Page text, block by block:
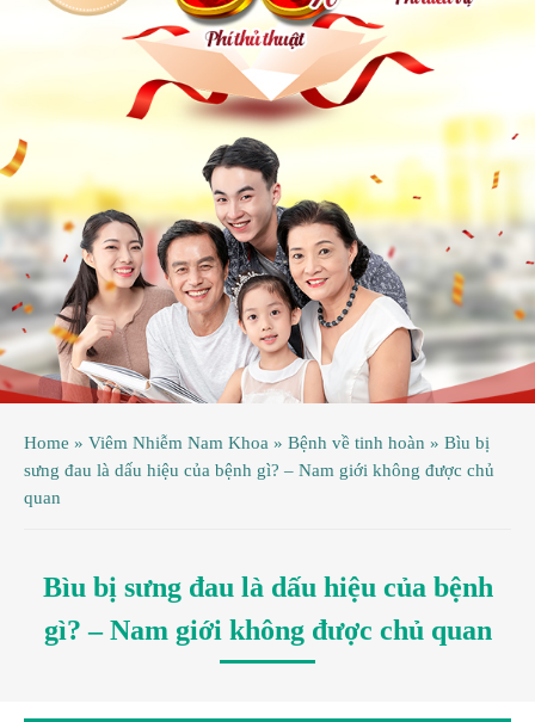
Home » Viêm Nhiễm Nam Khoa » Bệnh về tinh hoàn » Bìu bị
sưng đau là dấu hiệu của bệnh gì? – Nam giới không được chủ
quan
Bìu bị sưng đau là dấu hiệu của bệnh
gì? – Nam giới không được chủ quan